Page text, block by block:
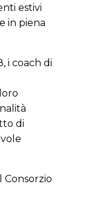
estivi
in piena
i coach di
di
Consorzio